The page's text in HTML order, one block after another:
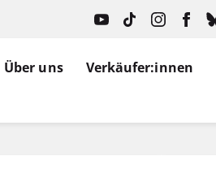
Über uns Verkäufer:innen